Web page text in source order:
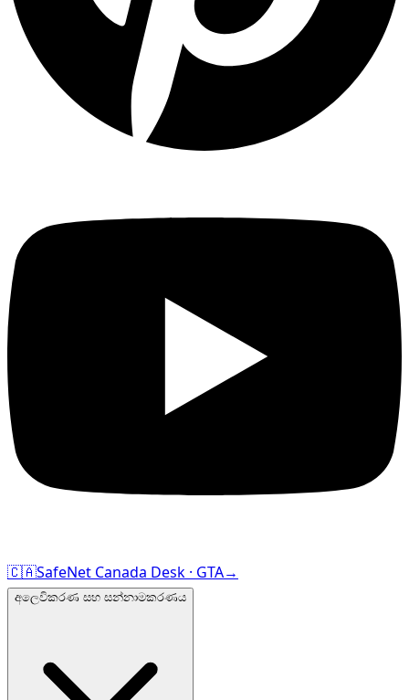
🇨🇦SafeNet Canada Desk · GTA→
අලෙවිකරණ සහ සන්නාමකරණය